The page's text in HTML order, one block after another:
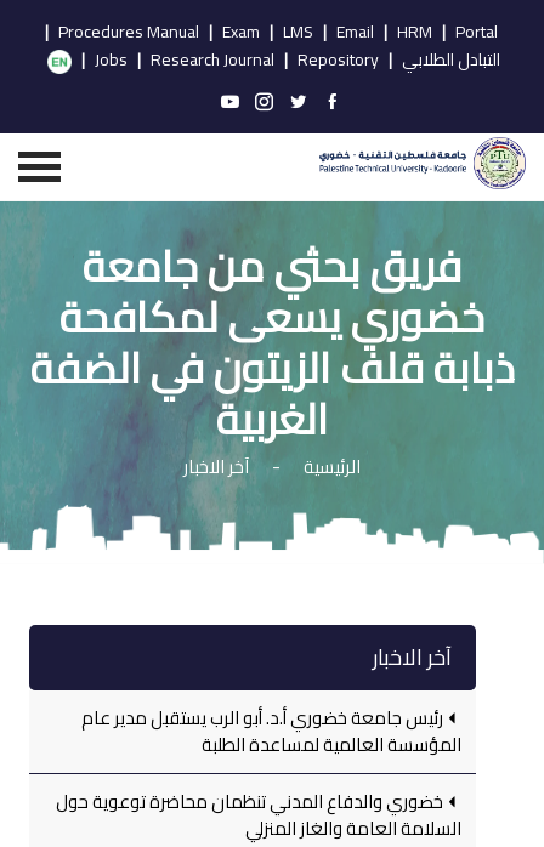
Portal
|
HRM
|
Email
|
LMS
|
Exam
|
Procedures Manual
|
التبادل الطلابي |
Repository
|
Research Journal
|
Jobs
|
فريق بحثي من جامعة
خضوري يسعى لمكافحة
ذبابة قلف الزيتون في الضفة
الغربية
الرئيسية - آخر الاخبار
آخر الاخبار
رئيس جامعة خضوري أ.د. أبو الرب يستقبل مدير عام
المؤسسة العالمية لمساعدة الطلبة
خضوري والدفاع المدني تنظمان محاضرة توعوية حول
السلامة العامة والغاز المنزلي